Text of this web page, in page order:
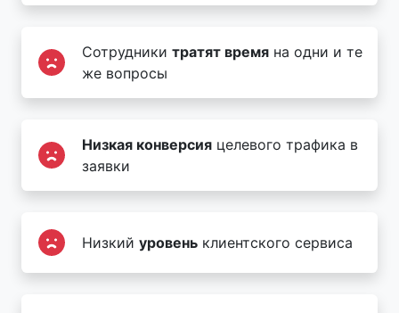
Сотрудники тратят время на одни и те
же вопросы
Низкая конверсия целевого трафика в
заявки
Низкий уровень клиентского сервиса